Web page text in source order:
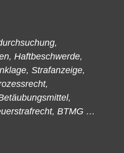
Haftbeschwerde,
Strafanzeige,
BTMG …